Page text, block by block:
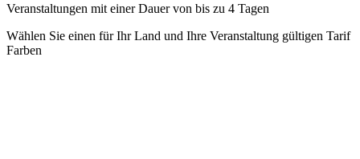
Veranstaltungen mit einer Dauer von bis zu 4 Tagen
Wählen Sie einen für Ihr Land und Ihre Veranstaltung gültigen Tarif
Farben